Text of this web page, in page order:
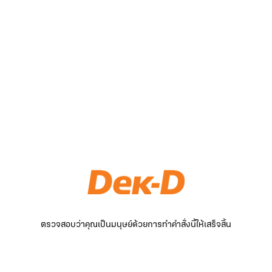
ตรวจสอบว่าคุณเป็นมนุษย์ด้วยการทำคำสั่งนี้ให้เสร็จสิ้น